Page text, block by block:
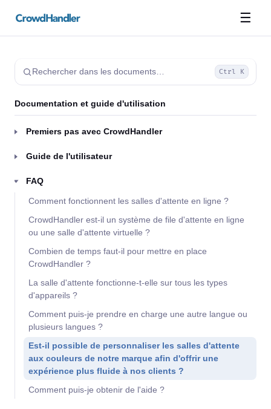
☰
Rechercher dans les documents… Ctrl K
Documentation et guide d'utilisation
Premiers pas avec CrowdHandler
Guide de l'utilisateur
FAQ
Comment fonctionnent les salles d'attente en ligne ?
CrowdHandler est-il un système de file d'attente en ligne
ou une salle d'attente virtuelle ?
Combien de temps faut-il pour mettre en place
CrowdHandler ?
La salle d'attente fonctionne-t-elle sur tous les types
d'appareils ?
Comment puis-je prendre en charge une autre langue ou
plusieurs langues ?
Est-il possible de personnaliser les salles d'attente
aux couleurs de notre marque afin d'offrir une
expérience plus fluide à nos clients ?
Comment puis-je obtenir de l'aide ?